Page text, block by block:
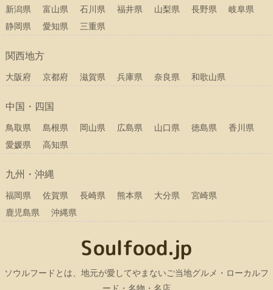
新潟県 富山県 石川県 福井県 山梨県 長野県
岐阜県
静岡県
愛知県 三重県
関西地方
大阪府 京都府 滋賀県 兵庫県 奈良県 和歌山県
中国・四国
鳥取県 島根県 岡山県 広島県 山口県 徳島県
香川県
愛媛県
高知県
九州・沖縄
福岡県 佐賀県 長崎県 熊本県 大分県
宮崎県
鹿児島県
沖縄県
ソウルフードとは、地元が愛してやまないご当地グルメ・ローカルフ